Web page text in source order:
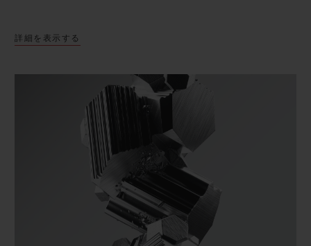
詳細を表示する